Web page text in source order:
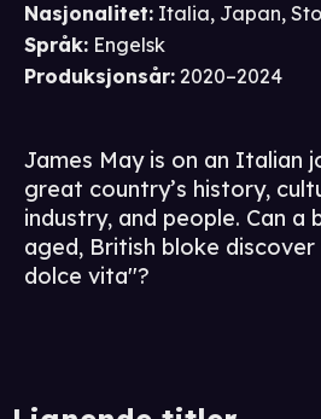
Nasjonalitet: Italia, Japan,
Språk: Engelsk
Produksjonsår: 2020–2024
James May is on an Italian
great country’s history,
industry, and people. Can a
aged, British bloke
dolce vita''?